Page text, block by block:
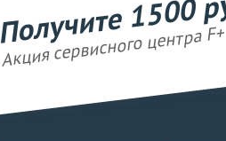
Акция сервисного центра F+